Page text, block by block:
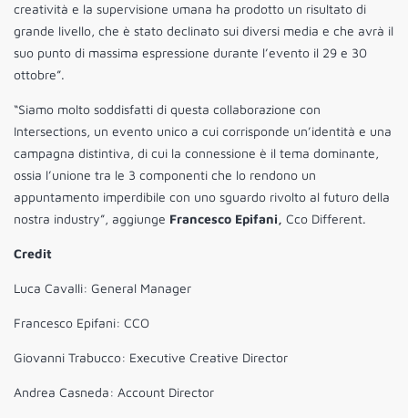
creatività e la supervisione umana ha prodotto un risultato di
grande livello, che è stato declinato sui diversi media e che avrà il
suo punto di massima espressione durante l’evento il 29 e 30
ottobre”.
“Siamo molto soddisfatti di questa collaborazione con
Intersections, un evento unico a cui corrisponde un’identità e una
campagna distintiva, di cui la connessione è il tema dominante,
ossia l’unione tra le 3 componenti che lo rendono un
appuntamento imperdibile con uno sguardo rivolto al futuro della
nostra industry”, aggiunge Francesco Epifani, Cco Different.
Credit
Luca Cavalli: General Manager
Francesco Epifani: CCO
Giovanni Trabucco: Executive Creative Director
Andrea Casneda: Account Director